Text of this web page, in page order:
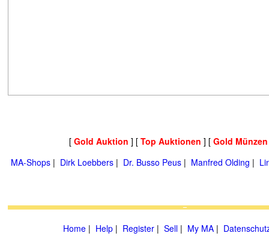
[ Gold Auktion ] [ Top Auktionen ] [ Gold
MA-Shops | Dirk Loebbers | Dr. Busso Peus | Manfred Olding |
Home | Help | Register | Sell | My MA |